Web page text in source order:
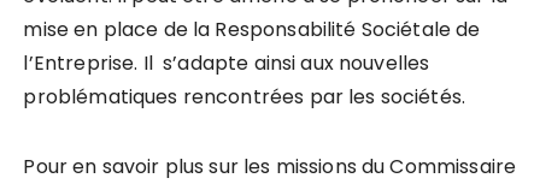
mise en place de la Responsabilité Sociétale de
l’Entreprise. Il s’adapte ainsi aux nouvelles
problématiques rencontrées par les sociétés.
Pour en savoir plus sur les missions du Commissaire